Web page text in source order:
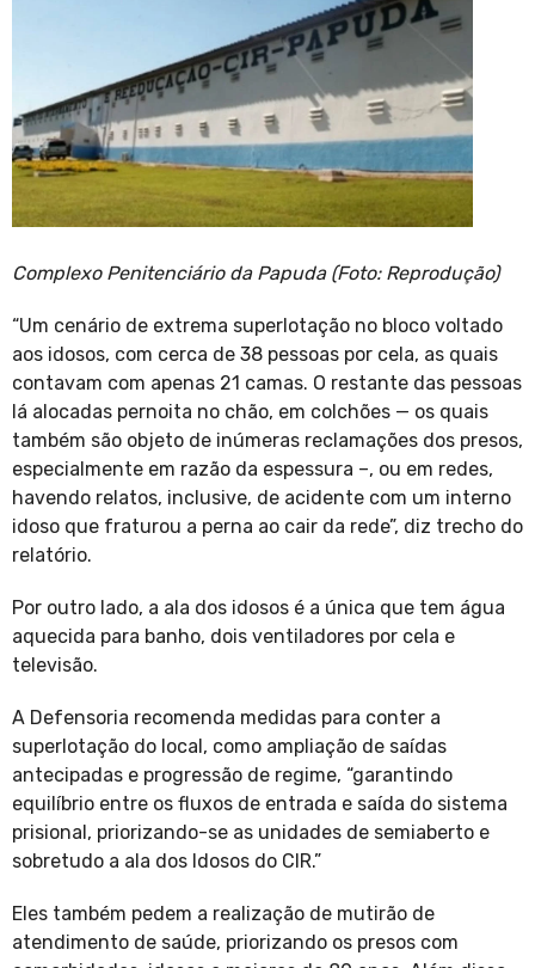
Complexo Penitenciário da Papuda (Foto: Reprodução)
“Um cenário de extrema superlotação no bloco voltado
aos idosos, com cerca de 38 pessoas por cela, as quais
contavam com apenas 21 camas. O restante das pessoas
lá alocadas pernoita no chão, em colchões — os quais
também são objeto de inúmeras reclamações dos presos,
especialmente em razão da espessura –, ou em redes,
havendo relatos, inclusive, de acidente com um interno
idoso que fraturou a perna ao cair da rede”, diz trecho do
relatório.
Por outro lado, a ala dos idosos é a única que tem água
aquecida para banho, dois ventiladores por cela e
televisão.
A Defensoria recomenda medidas para conter a
superlotação do local, como ampliação de saídas
antecipadas e progressão de regime, “garantindo
equilíbrio entre os fluxos de entrada e saída do sistema
prisional, priorizando-se as unidades de semiaberto e
sobretudo a ala dos Idosos do CIR.”
Eles também pedem a realização de mutirão de
atendimento de saúde, priorizando os presos com